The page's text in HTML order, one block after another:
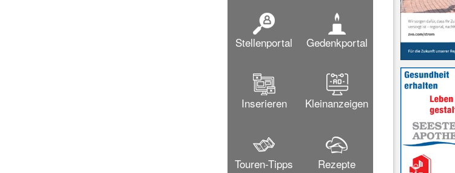
Stellenportal Gedenkportal
Inserieren Kleinanzeigen
Touren-Tipps Rezepte